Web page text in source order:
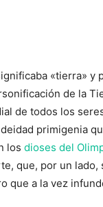
«tierra» y
de la
de todos los
primigenia
los dioses del
que, por un lado,
que a la vez